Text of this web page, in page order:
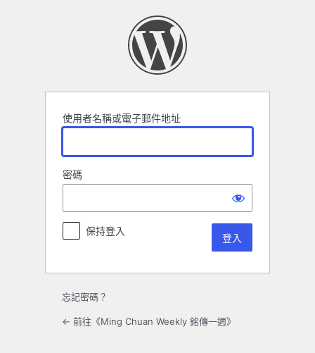
使用者名稱或電子郵件地址
密碼
保持登入
忘記密碼？
← 前往《Ming Chuan Weekly 銘傳一週》